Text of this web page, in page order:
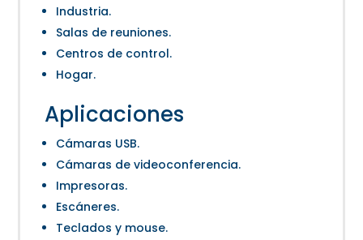
Industria.
Salas de reuniones.
Centros de control.
Hogar.
Aplicaciones
Cámaras USB.
Cámaras de videoconferencia.
Impresoras.
Escáneres.
Teclados y mouse.